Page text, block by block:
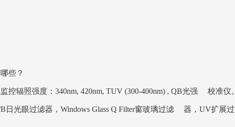
些？
控辐照强度：340nm, 420nm, TUV (300-400nm) , QB光强 校准仪
日光眼过滤器，Windows Glass Q Filter窗玻璃过滤 器，UV扩展